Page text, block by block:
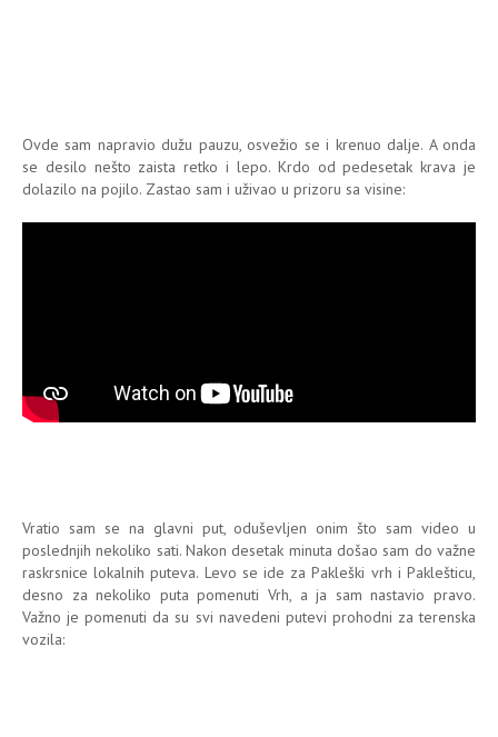
Ovde sam napravio dužu pauzu, osvežio se i krenuo dalje. A onda
se desilo nešto zaista retko i lepo. Krdo od pedesetak krava je
dolazilo na pojilo. Zastao sam i uživao u prizoru sa visine:
Vratio sam se na glavni put, oduševljen onim što sam video u
poslednjih nekoliko sati. Nakon desetak minuta došao sam do važne
raskrsnice lokalnih puteva. Levo se ide za Pakleški vrh i Paklešticu,
desno za nekoliko puta pomenuti Vrh, a ja sam nastavio pravo.
Važno je pomenuti da su svi navedeni putevi prohodni za terenska
vozila: